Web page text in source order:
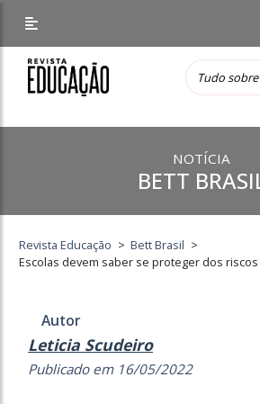
NOTÍCIA
BETT
Revista Educação > Bett Brasil >
Escolas devem saber se proteger dos
Autor
Leticia Scudeiro
Publicado em 16/05/2022